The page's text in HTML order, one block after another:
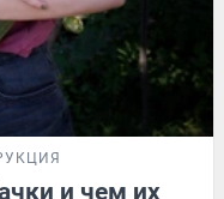
и чем их